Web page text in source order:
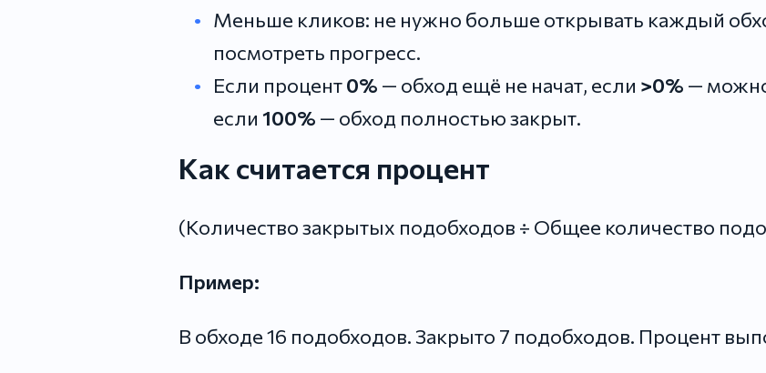
Меньше кликов: не нужно больше открывать каждый
посмотреть прогресс.
Если процент0% — обход ещё не начат, если >0% — можно
если 100% — обход полностью закрыт.
Как считается процент
(Количество закрытых подобходов ÷ Общее количество
Пример:
В обходе 16 подобходов. Закрыто 7 подобходов. Процент